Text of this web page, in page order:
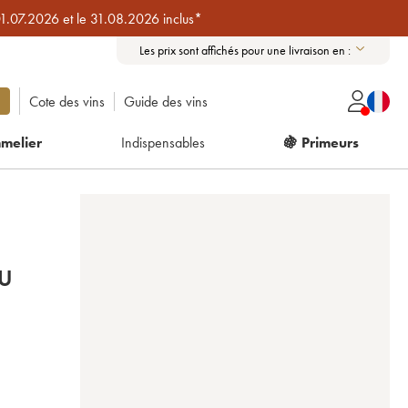
et le 31.08.2026 inclus*
Les prix sont affichés pour une livraison en :
Cote des vins Guide des vins
Indispensables 🍇 Primeurs